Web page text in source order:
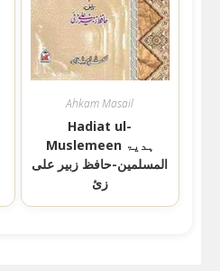
Ahkam Masail
Hadiat ul-
Muslemeen ہدیۃ
المسلمین-حافظ زبیر علی
زئ